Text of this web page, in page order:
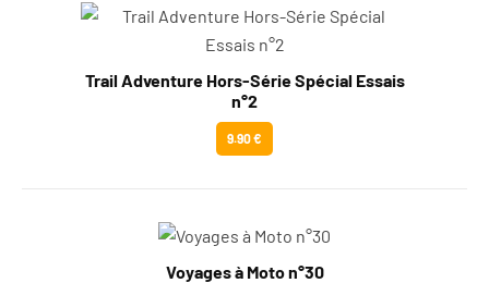
Trail Adventure Hors-Série Spécial Essais
n°2
9.90 €
Voyages à Moto n°30